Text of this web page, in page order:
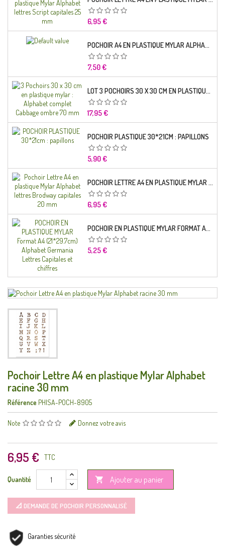
Prix
6,95 €
POCHOIR A4 EN PLASTIQUE MYLAR ALPHABET LETTRE TYPO SCIENCE 35 MM
Prix
7,50 €
LOT 3 POCHOIRS 30 X 30 CM EN PLASTIQUE MYLAR : ALPHABET COMPLET CABBAGE OMBRE 70 MM
Prix
17,95 €
POCHOIR PLASTIQUE 30*21CM : PAPILLONS
Prix
5,90 €
POCHOIR LETTRE A4 EN PLASTIQUE MYLAR ALPHABET LETTRES BRODWAY CAPITALES 20 MM
Prix
6,95 €
POCHOIR EN PLASTIQUE MYLAR FORMAT A4 (21*29.7CM) ALPHABET GERMANICA LETTRES CAPITALES ET CHIFFRES
Prix
5,25 €
Pochoir Lettre A4 en plastique Mylar Alphabet
racine 30 mm
Référence PHISA-POCH-8905
Note Donnez votre avis
6,95 € TTC
Quantité  Ajouter au panier
📐 DEMANDE DE POCHOIR PERSONNALISÉ
Garanties sécurité